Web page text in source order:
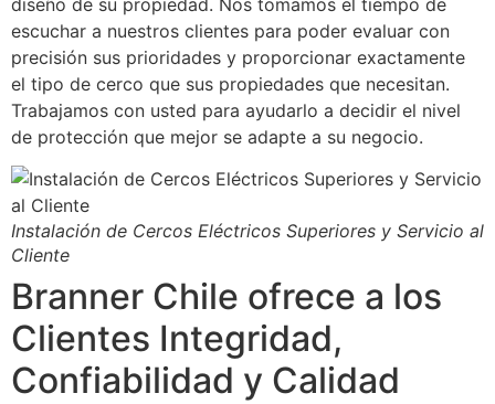
escuchar a nuestros clientes para poder evaluar con
precisión sus prioridades y proporcionar exactamente
el tipo de cerco que sus propiedades que necesitan.
Trabajamos con usted para ayudarlo a decidir el nivel
de protección que mejor se adapte a su negocio.
Instalación de Cercos Eléctricos Superiores y Servicio al
Cliente
Branner Chile ofrece a los
Clientes Integridad,
Confiabilidad y Calidad